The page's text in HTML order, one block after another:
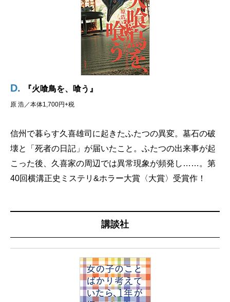
D. 『火喰鳥を、喰う』
原 浩／本体1,700円+税
信州で暮らす久喜雄司に起きたふたつの異変。墓石の破
壊と「死者の日記」が届いたこと。ふたつの出来事が起
こった後、久喜家の周辺では異常現象が頻発し……。第
40回横溝正史ミステリ&ホラー大賞〈大賞〉受賞作！
講談社